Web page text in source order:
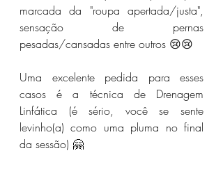
marcada da "roupa apertada/justa",
sensação de pernas
pesadas/cansadas entre outros 😢😢⁣⁣⁣
Uma excelente pedida para esses
casos é a técnica de Drenagem
Linfática (é sério, você se sente
levinho(a) como uma pluma no final
da sessão) 🤗⁣⁣⁣